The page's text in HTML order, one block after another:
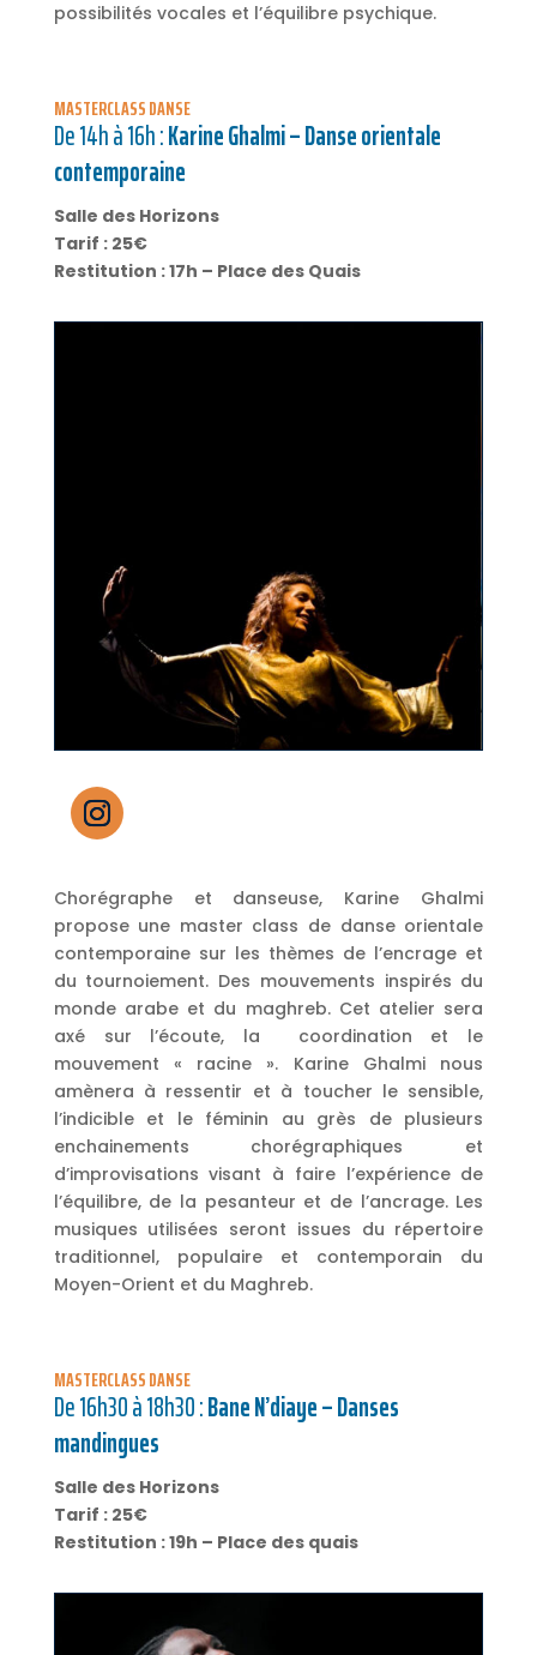
possibilités vocales et l’équilibre psychique.
MASTERCLASS DANSE
De 14h à 16h :Karine Ghalmi – Danse orientale
contemporaine
Salle des Horizons
Tarif : 25€
Restitution : 17h – Place des Quais
Chorégraphe et danseuse, Karine Ghalmi
propose une master class de danse orientale
contemporaine sur les thèmes de l’encrage et
du tournoiement. Des mouvements inspirés du
monde arabe et du maghreb. Cet atelier sera
axé sur l’écoute, la coordination et le
mouvement « racine ». Karine Ghalmi nous
amènera à ressentir et à toucher le sensible,
l’indicible et le féminin au grès de plusieurs
enchainements chorégraphiques et
d’improvisations visant à faire l’expérience de
l’équilibre, de la pesanteur et de l’ancrage. Les
musiques utilisées seront issues du répertoire
traditionnel, populaire et contemporain du
Moyen-Orient et du Maghreb.
MASTERCLASS DANSE
De 16h30 à 18h30 :Bane N’diaye – Danses
mandingues
Salle des Horizons
Tarif : 25€
Restitution : 19h – Place des quais